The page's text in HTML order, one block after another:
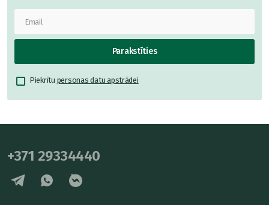
Parakstīties
Piekrītu personas datu apstrādei
+371 29334440